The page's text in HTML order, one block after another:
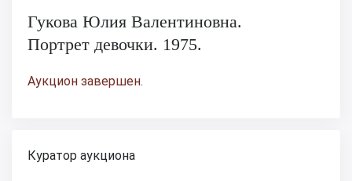
Гукова Юлия Валентиновна.
Портрет девочки. 1975.
Аукцион завершен.
Куратор аукциона